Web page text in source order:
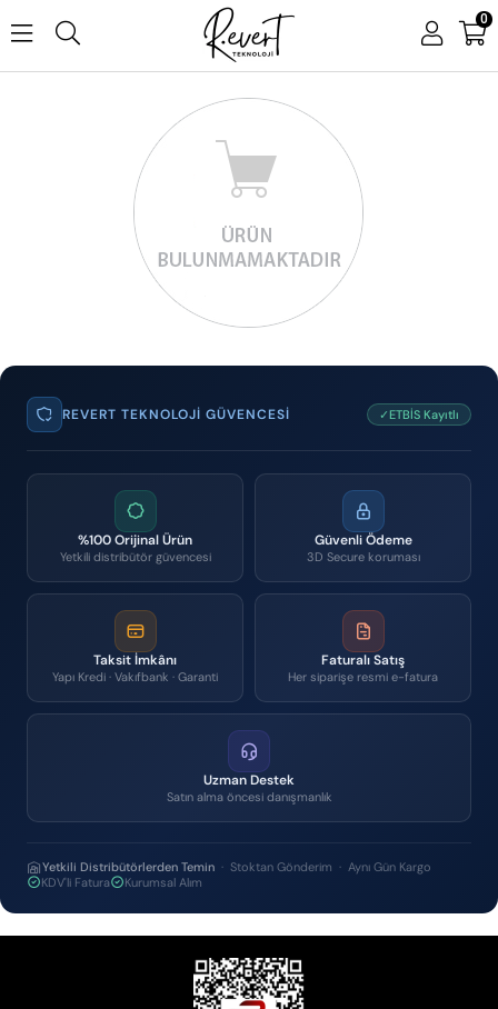
0
REVERT TEKNOLOJI GÜVENCESI ✓ETBİS Kayıtlı
%100 Orijinal Ürün
Yetkili distribütör güvencesi
Güvenli Ödeme
3D Secure koruması
Taksit İmkânı
Yapı Kredi · Vakıfbank · Garanti
Faturalı Satış
Her siparişe resmi e-fatura
Uzman Destek
Satın alma öncesi danışmanlık
Yetkili Distribütörlerden Temin · Stoktan Gönderim · Aynı Gün Kargo
KDV'li Fatura
Kurumsal Alım